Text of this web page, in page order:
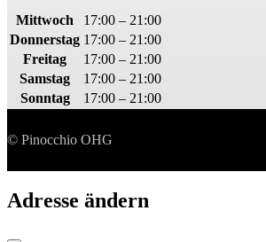
Mittwoch
17:00 – 21:00
Donnerstag 17:00 – 21:00
Freitag
17:00 – 21:00
Samstag
17:00 – 21:00
Sonntag
17:00 – 21:00
© Pinocchio OHG
Adresse ändern